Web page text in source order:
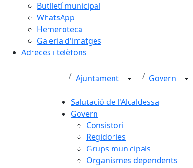
Butlletí municipal
WhatsApp
Hemeroteca
Galeria d'imatges
Adreces i telèfons
Ajuntament Govern
Salutació de l'Alcaldessa
Govern
Consistori
Regidories
Grups municipals
Organismes dependents